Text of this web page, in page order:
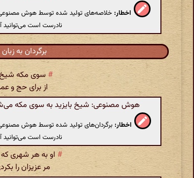
اخطار: خلاصه‌های تولید شده توسط هوش مصنوعی
نادرست است می‌توانید
برگردان به
# سوی مکه شیخ
از برای حج و
هوش مصنوعی: شیخ بایزید به سوی مکه
اخطار: برگردان‌های تولید شده توسط هوش مصنوعی
نادرست است می‌توانید
# او به هر شهری
مر عزیزان را